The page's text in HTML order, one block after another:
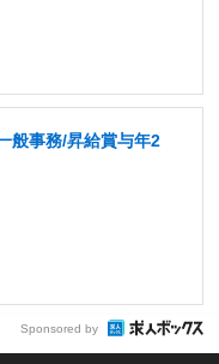
般事務/昇給賞与年2
Sponsored by